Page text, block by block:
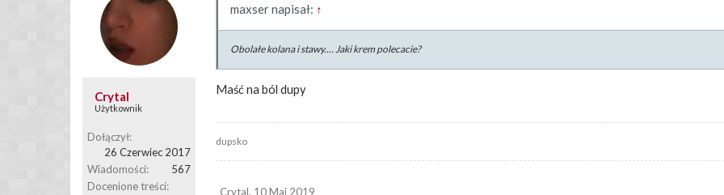
Crytal
Użytkownik
Dołączył:
26 Czerwiec 2017
Wiadomości:
567
Docenione treści:
maxser napisał: ↑
Obolałe kolana i stawy.... Jaki krem polecacie?
Maść na ból dupy
dupsko
Crytal, 10 Maj 2019